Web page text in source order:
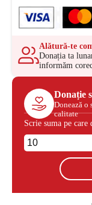
Alătură-te
Donația ta
informăm
Donație
Donează o
calitate
Scrie suma pe care